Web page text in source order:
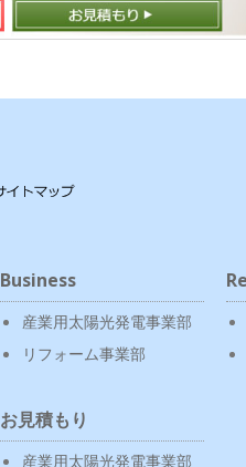
Business
産業用太陽光発電事業部
リフォーム事業部
お見積もり
産業用太陽光発電事業部